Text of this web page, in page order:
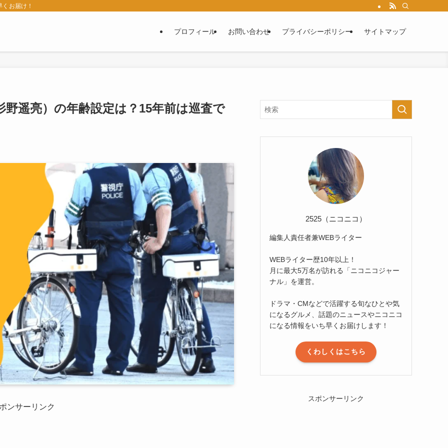
お届け！
プロフィール お問い合わせ プライバシーポリシー サイトマップ
遥亮）の年齢設定は？15年前は巡査で
ンサーリンク
2525（ニコニコ）
編集人責任者兼WEBライター
WEBライター歴10年以上！
月に最大5万名が訪れる「ニコニコジャー
ナル」を運営。
ドラマ・CMなどで活躍する旬なひとや気
になるグルメ、話題のニュースやニコニコ
になる情報をいち早くお届けします！
くわしくはこちら
スポンサーリンク